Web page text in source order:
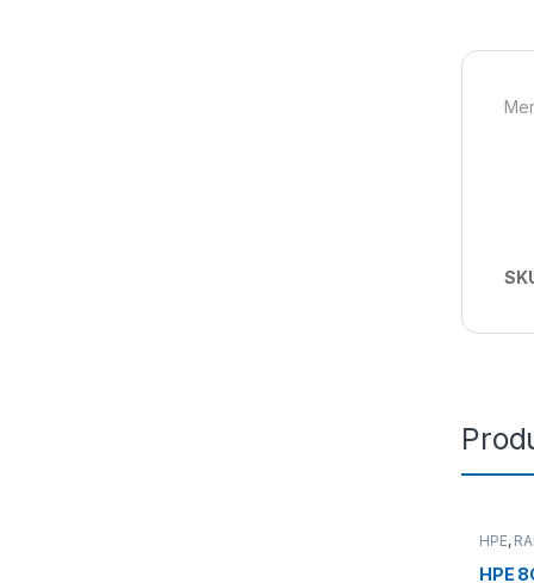
HPE,
HPE